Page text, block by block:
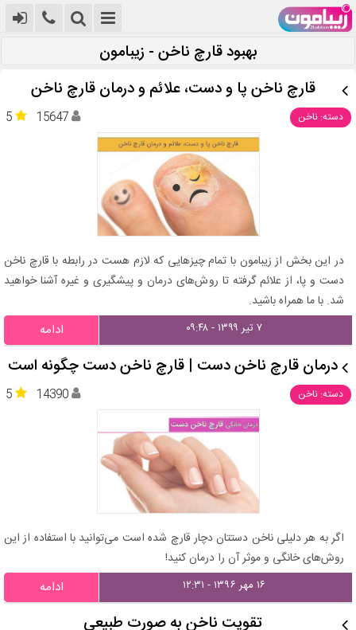
بهبود قارچ ناخن - زیبامون
قارچ ناخن پا و دست، علائم و درمان قارچ ناخن
دسته: ناخن 5 15647
در این بخش از زیبامون با تمام چیزهایی که لازم هست در رابطه با قارچ ناخن
دست و پا، از علائم گرفته تا روش‌های درمان و پیشگیری و غیره آشنا خواهید
شد. با ما همراه باشید.
۷ تیر ۱۳۹۹ - ۰۹:۴۸ ادامه
درمان قارچ ناخن دست | قارچ ناخن دست چگونه است
دسته: ناخن 5 14390
اگر به هر دلیلی ناخن دستتان دچار قارچ شده است می‌توانید با استفاده از این
روش‌های خانگی و موثر آن را درمان کنید!
۱۶ مهر ۱۳۹۶ - ۱۲:۳۱ ادامه
تقویت ناخن به صورت طبیعی